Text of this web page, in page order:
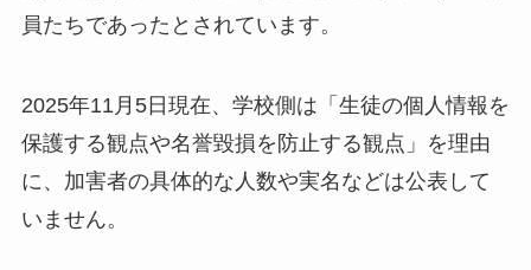
員たちであったとされています。
2025年11月5日現在、学校側は「生徒の個人情報を
保護する観点や名誉毀損を防止する観点」を理由
に、加害者の具体的な人数や実名などは公表して
いません。